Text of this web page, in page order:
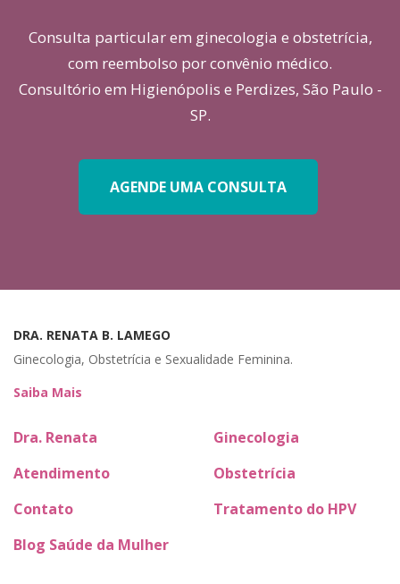
Consulta particular em ginecologia e obstetrícia,
com reembolso por convênio médico.
Consultório em Higienópolis e Perdizes, São Paulo -
SP.
AGENDE UMA CONSULTA
DRA. RENATA B. LAMEGO
Ginecologia, Obstetrícia e Sexualidade Feminina.
Saiba Mais
Dra. Renata
Atendimento
Contato
Ginecologia
Obstetrícia
Tratamento do HPV
Blog Saúde da Mulher